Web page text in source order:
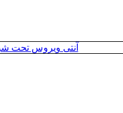
آنتی ویروس تحت